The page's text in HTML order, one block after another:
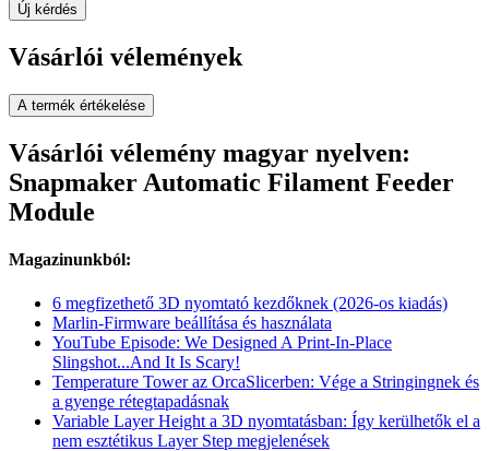
Új kérdés
Vásárlói vélemények
A termék értékelése
Vásárlói vélemény magyar nyelven:
Snapmaker Automatic Filament Feeder
Module
Magazinunkból:
6 megfizethető 3D nyomtató kezdőknek (2026-os kiadás)
Marlin-Firmware beállítása és használata
YouTube Episode: We Designed A Print-In-Place
Slingshot...And It Is Scary!
Temperature Tower az OrcaSlicerben: Vége a Stringingnek és
a gyenge rétegtapadásnak
Variable Layer Height a 3D nyomtatásban: Így kerülhetők el a
nem esztétikus Layer Step megjelenések